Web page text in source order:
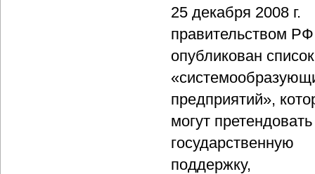
25 декабря 2008 г.
правительством
опубликован список
предприятий»,
могут
государственную
поддержку,